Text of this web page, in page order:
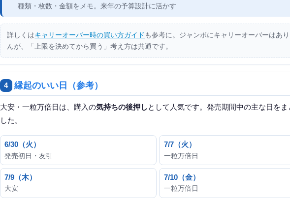
種類・枚数・金額をメモ。来年の予算設計に活かす
詳しくはキャリーオーバー時の買い方ガイド も参考に。ジャンボにキャリーオーバーはあ
んが、「上限を決めてから買う」考え方は共通です。
4 縁起のいい日（参考）
大安・一粒万倍日は、購入の気持ちの後押しとして人気です。発売期間中の主な日をま
した。
6/30（火）
発売初日・友引
7/7（火）
一粒万倍日
7/9（木）
大安
7/10（金）
一粒万倍日